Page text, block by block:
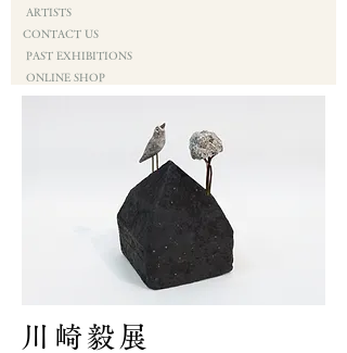
ARTISTS
CONTACT US
PAST EXHIBITIONS
ONLINE SHOP
川崎毅展